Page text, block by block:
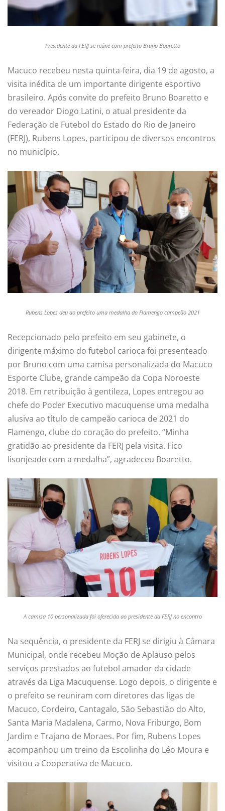
Presidente da FERJ se reúne com prefeito Bruno Boaretto
Macuco recebeu nesta quinta-feira, dia 19 de agosto, a
visita inédita de um importante dirigente esportivo
brasileiro. Após convite do prefeito Bruno Boaretto e
do vereador Diogo Latini, o atual presidente da
Federação de Futebol do Estado do Rio de Janeiro
(FERJ), Rubens Lopes, participou de diversos encontros
no município.
Rubens Lopes deu ao prefeito uma medalha do Flamengo campeão 2021
Recepcionado pelo prefeito em seu gabinete, o
dirigente máximo do futebol carioca foi presenteado
por Bruno com uma camisa personalizada do Macuco
Esporte Clube, grande campeão da Copa Noroeste
2018. Em retribuição à gentileza, Lopes entregou ao
chefe do Poder Executivo macuquense uma medalha
alusiva ao título de campeão carioca de 2021 do
Flamengo, clube do coração do prefeito. “Minha
gratidão ao presidente da FERJ pela visita. Fico
lisonjeado com a medalha”, agradeceu Boaretto.
A camisa 10 personalizada foi oferecida ao presidente da FERJ no encontro
Na sequência, o presidente da FERJ se dirigiu à Câmara
Municipal, onde recebeu Moção de Aplauso pelos
serviços prestados ao futebol amador da cidade
através da Liga Macuquense. Logo depois, o dirigente e
o prefeito se reuniram com diretores das ligas de
Macuco, Cordeiro, Cantagalo, São Sebastião do Alto,
Santa Maria Madalena, Carmo, Nova Friburgo, Bom
Jardim e Trajano de Moraes. Por fim, Rubens Lopes
acompanhou um treino da Escolinha do Léo Moura e
visitou a Cooperativa de Macuco.